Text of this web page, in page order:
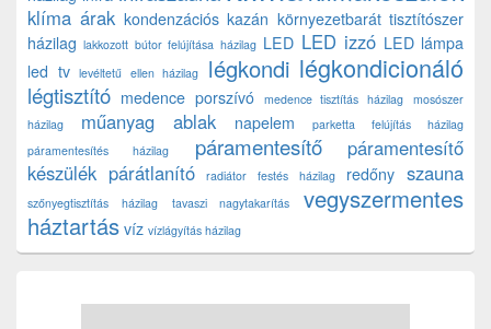
klíma árak kondenzációs kazán környezetbarát tisztítószer
házilag lakkozott bútor felújítása házilag LED LED izzó LED lámpa
led tv levéltetű ellen házilag légkondi légkondicionáló
légtisztító medence porszívó medence tisztítás házilag
mosószer
házilag
műanyag ablak napelem
parketta felújítás házilag
páramentesítés házilag
páramentesítő
páramentesítő
készülék párátlanító radiátor festés házilag redőny szauna
szőnyegtisztítás házilag tavaszi nagytakarítás
vegyszermentes
háztartás víz vízlágyítás házilag